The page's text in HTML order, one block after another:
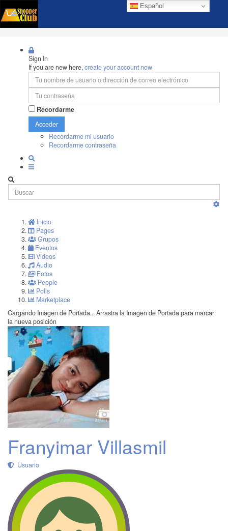
Español
Sign In
If you are new here,create your account now
Recordarme
Acceder
Recordarme mi usuario
Recordarme contraseña
Inicio
Pages
Grupos
Eventos
Videos
Audio
Fotos
People
Polls
Marketplace
Cargando Imagen de Portada... Arrastra la Imagen de Portada para marcar
la nueva posición
Franyimar Villasmil
Usuario